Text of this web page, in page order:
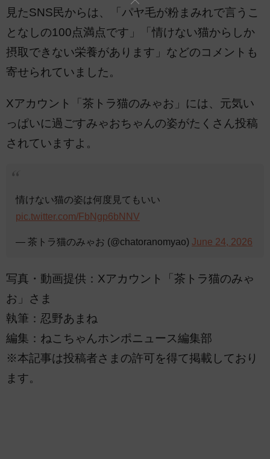
見たSNS民からは、「パヤ毛が粉まみれで言うこ
となしの100点満点です」「情けない猫からしか
摂取できない栄養があります」などのコメントも
寄せられていました。
Xアカウント「茶トラ猫のみゃお」には、元気い
っぱいに過ごすみゃおちゃんの姿がたくさん投稿
されていますよ。
情けない猫の姿は何度見てもいい
pic.twitter.com/FbNgp6bNNV
— 茶トラ猫のみゃお (@chatoranomyao) June 24, 2026
写真・動画提供：Xアカウント「茶トラ猫のみゃ
お」さま
執筆：忍野あまね
編集：ねこちゃんホンポニュース編集部
※本記事は投稿者さまの許可を得て掲載しており
ます。